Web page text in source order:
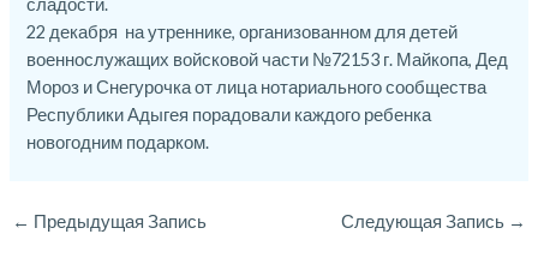
22 декабря на утреннике, организованном для детей
военнослужащих войсковой части №72153 г. Майкопа, Дед
Мороз и Снегурочка от лица нотариального сообщества
Республики Адыгея порадовали каждого ребенка
новогодним подарком.
← Предыдущая Запись Следующая Запись →